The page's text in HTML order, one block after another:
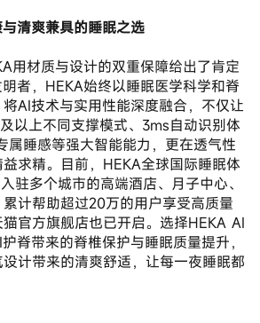
清爽兼具的睡眠之选
用材质与设计的双重保障给出了肯定
者，HEKA始终以睡眠医学科学和脊
AI技术与实用性能深度融合，不仅让
以上不同支撑模式、3ms自动识别体
属睡感等强大智能能力，更在透气性
求精。目前，HEKA全球国际睡眠体
驻多个城市的高端酒店、月子中心、
计帮助超过20万的用户享受高质量
官方旗舰店也已开启。选择HEKA AI
脊带来的脊椎保护与睡眠质量提升，
计带来的清爽舒适，让每一夜睡眠都